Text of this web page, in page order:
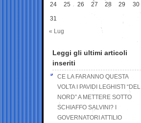
24 25 26 27 28 29 30
31
« Lug
Leggi gli ultimi articoli
inseriti
CE LA FARANNO QUESTA
VOLTA I PAVIDI LEGHISTI “DEL
NORD” A METTERE SOTTO
SCHIAFFO SALVINI? I
GOVERNATORI ATTILIO